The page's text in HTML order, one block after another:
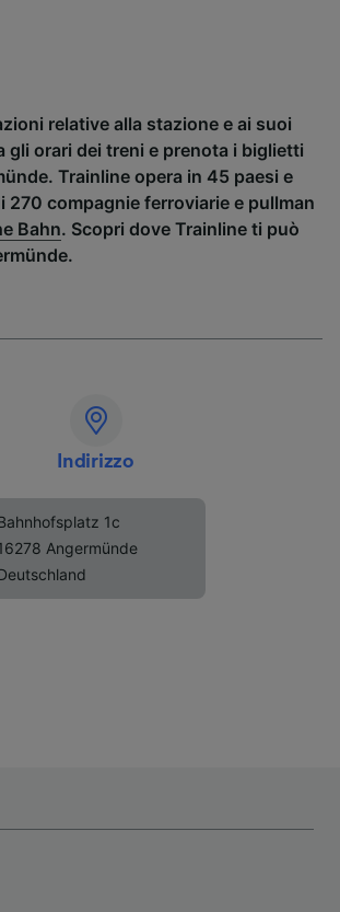
relative alla stazione e ai suoi
gli orari dei treni e prenota i biglietti
Trainline opera in 45 paesi e
270 compagnie ferroviarie e pullman
Bahn. Scopri dove Trainline ti può
Indirizzo
1c
Angermünde